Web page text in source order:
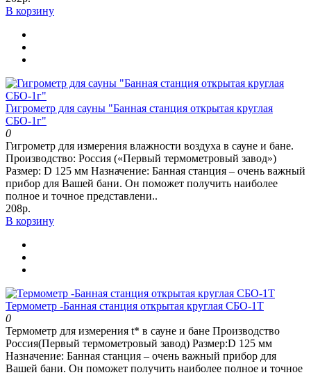
В корзину
Гигрометр для сауны "Банная станция открытая круглая
СБО-1г"
0
Гигрометр для измерения влажности воздуха в сауне и бане.
Производство: Россия («Первый термометровый завод»)
Размер: D 125 мм Назначение: Банная станция – очень важный
прибор для Вашей бани. Он поможет получить наиболее
полное и точное представлени..
208р.
В корзину
Термометр -Банная станция открытая круглая СБО-1Т
0
Термометр для измерения t* в сауне и бане Производство
Россия(Первый термометровый завод) Размер:D 125 мм
Назначение: Банная станция – очень важный прибор для
Вашей бани. Он поможет получить наиболее полное и точное